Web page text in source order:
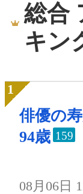
総合
キン
俳優の
94歳 159
08月06日